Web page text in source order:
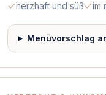
herzhaft und süß
im
Menüvorschlag